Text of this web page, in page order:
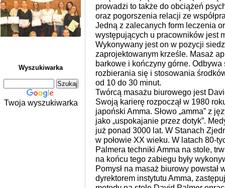
Wyszukiwarka
Twoja wyszukiwarka
prowadzi to także do obciążeń
oraz pogorszenia relacji ze
Jedną z zalecanych form leczenia
występujących u pracowników jest
Wykonywany jest on w pozycji
zaprojektowanym krześle. Masaż
barkowe i kończyny górne.
rozbierania się i stosowania
od 10 do 30 minut.
Twórcą masażu biurowego jest
Swoją karierę rozpoczął w 1980
japoński Amma. Słowo „amma” z
jako „uspokajanie przez dotyk”.
już ponad 3000 lat. W Stanach
w połowie XX wieku. W latach 80-
Palmera techniki Amma na stole,
na końcu tego zabiegu były
Pomysł na masaż biurowy powstał
dyrektorem instytutu Amma,